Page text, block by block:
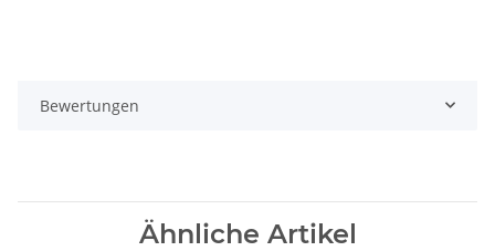
Bewertungen
Ähnliche Artikel